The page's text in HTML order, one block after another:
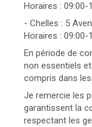
Horaires : 09:00-
- Chelles : 5
Horaires : 09:00-
En période de
non essentiels
compris dans
Je remercie les
garantissent la
respectant les